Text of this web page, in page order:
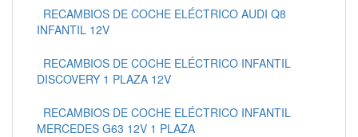
RECAMBIOS DE COCHE ELÉCTRICO AUDI Q8
INFANTIL 12V
RECAMBIOS DE COCHE ELÉCTRICO INFANTIL
DISCOVERY 1 PLAZA 12V
RECAMBIOS DE COCHE ELÉCTRICO INFANTIL
MERCEDES G63 12V 1 PLAZA